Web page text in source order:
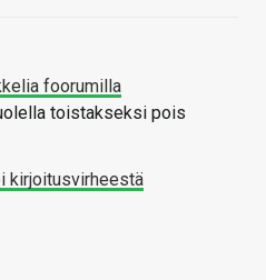
foorumilla
toistakseksi pois
kirjoitusvirheestä